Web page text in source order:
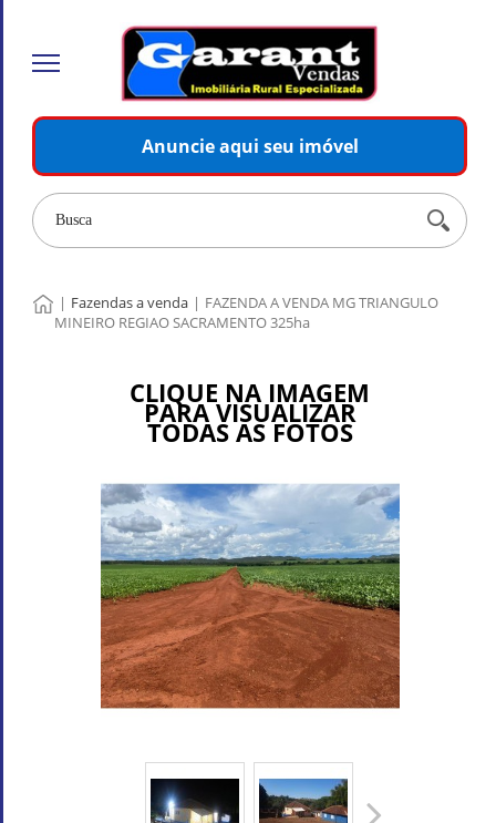
Anuncie aqui seu imóvel
| Fazendas a venda | FAZENDA A VENDA MG TRIANGULO
MINEIRO REGIAO SACRAMENTO 325ha
CLIQUE NA IMAGEM
PARA VISUALIZAR
TODAS AS FOTOS